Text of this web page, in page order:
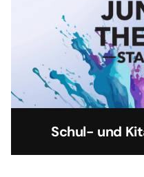
Schul- und